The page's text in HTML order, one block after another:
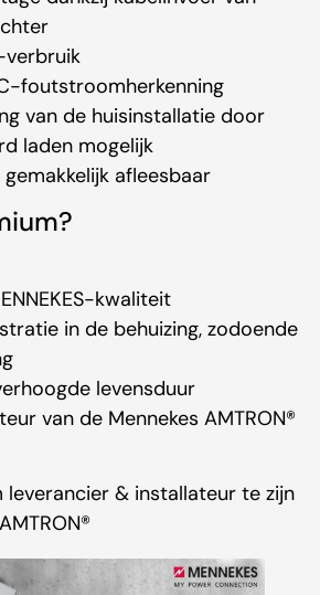
verbruik
foutstroomherkenning
van de huisinstallatie door
laden mogelijk
afleesbaar
kwaliteit
in de behuizing, zodoende
levensduur
van de Mennekes AMTRON®
& installateur te zijn